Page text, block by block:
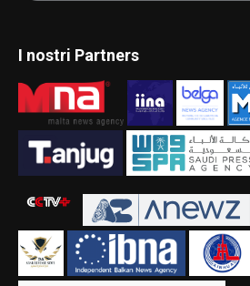
I nostri Partners